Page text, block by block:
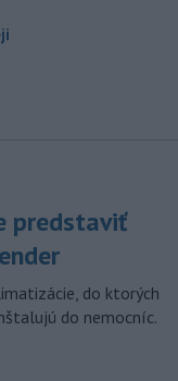
predstaviť
do ktorých
do nemocníc.